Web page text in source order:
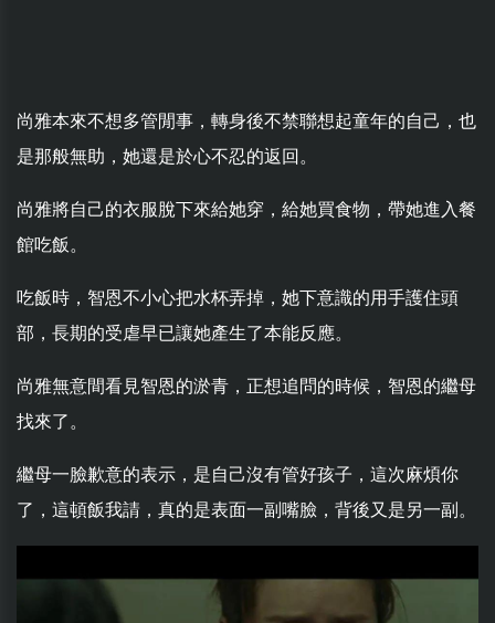
尚雅本來不想多管閒事，轉身後不禁聯想起童年的自己，也
是那般無助，她還是於心不忍的返回。
尚雅將自己的衣服脫下來給她穿，給她買食物，帶她進入餐
館吃飯。
吃飯時，智恩不小心把水杯弄掉，她下意識的用手護住頭
部，長期的受虐早已讓她產生了本能反應。
尚雅無意間看見智恩的淤青，正想追問的時候，智恩的繼母
找來了。
繼母一臉歉意的表示，是自己沒有管好孩子，這次麻煩你
了，這頓飯我請，真的是表面一副嘴臉，背後又是另一副。